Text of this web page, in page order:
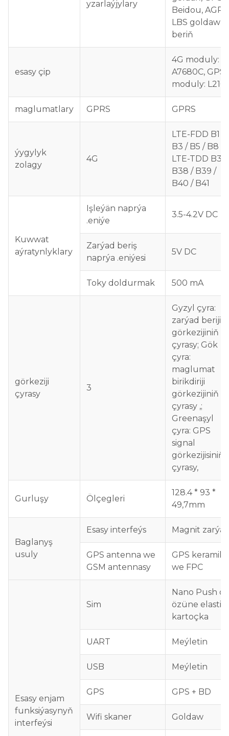
yzarlaýjylary
Beidou,
LBS goldaw
beriň
esasy çip
4G moduly:
A7680C, GPS
moduly: L210
maglumatlary GPRS GPRS
ýygylyk
zolagy
4G
LTE-FDD B1 /
B3 / B5 / B8
LTE-TDD B34
B38 / B39 /
B40 / B41
Kuwwat
aýratynlyklary
Işleýän naprýa
.eniýe
3.5-4.2V DC
Zarýad beriş
naprýa .eniýesi
5V DC
Toky doldurmak 500 mA
görkeziji
çyrasy
3
Gyzyl çyra:
zarýad beriji
görkezijiniň
çyrasy; Gök
çyra:
maglumat
birikdiriji
görkezijiniň
çyrasy ,;
Greenaşyl
çyra: GPS
signal
görkezijisiniň
çyrasy,
Gurluşy Ölçegleri
128.4 * 93 *
49,7mm
Baglanyş
usuly
Esasy interfeýs Magnit
GPS antenna we
GSM antennasy
GPS keramika
we FPC
Esasy enjam
funksiýasynyň
interfeýsi
Sim
Nano Push
özüne elastik
kartoçka
UART Meýletin
USB Meýletin
GPS GPS + BD
Wifi skaner Goldaw